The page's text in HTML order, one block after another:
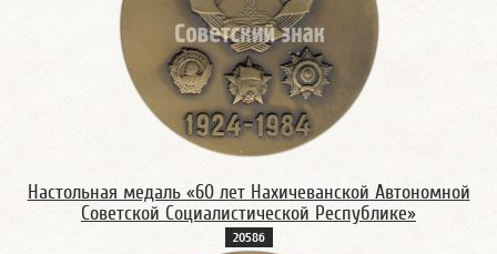
Настольная медаль «60 лет Нахичеванской Автономной
Советской Социалистической Республике»
2058б